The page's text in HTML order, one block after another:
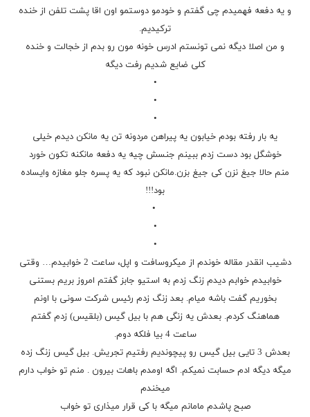
و یه دفعه فهمیدم چی گفتم و خودمو دوستمو اون اقا پشت تلفن از خنده
ترکیدیم.
و من اصلا دیگه نمی تونستم ادرس خونه مون رو بدم از خجالت و خنده
کلی ضایع شدیم رفت دیگه
•
•
•
یه بار رفته بودم خیابون یه پیراهن مردونه تن یه مانکن دیدم خیلی
خوشگلبود دست زدم ببینم جنسش چیه یه دفعه مانکنه تکون خورد
منم حالا جیغ نزن کی جیغ بزن.مانکن نبود که یه پسره جلو مغازه وایساده
بود!!!
•
•
•
دشیب انقدر مقاله خوندم از میکروسافت و اپل، ساعت 2 خوابیدم… وقتی
خوابیدم خوابم دیدم زنگ زدم به استیو جابز گفتم امروز بریم بستنی
بخوریم گفت باشه میام. بعد زنگ زدم رئیس شرکت سونی با اونم
هماهنگ کردم. بعدش یه زنگی هم با بیل گیس (بلقیس) زدم گفتم
ساعت 4 بیا فلکه دوم.
بعدش 3 تایی بیل گیس رو پیچوندیم رفتیم تجریش. بیل گیس زنگ زده
میگه دیگه ادم حسابت نمیکم. اگه اومدم باهات بیرون . منم تو خواب دارم
میخندم
صبح پاشدم مامانم میگه با کی قرار میذاری تو خواب